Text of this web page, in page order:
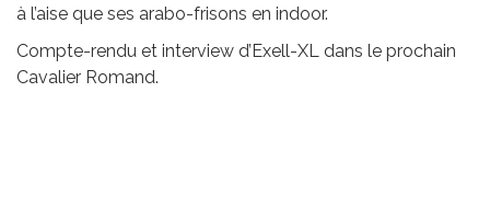
à l’aise que ses arabo-frisons en indoor.
Compte-rendu et interview d’Exell-XL dans le prochain
Cavalier Romand.